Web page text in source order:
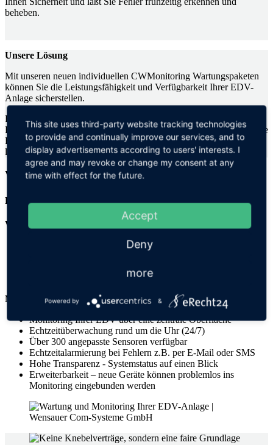
beheben.
Unsere Lösung
Mit unseren neuen individuellen CWMonitoring Wartungspaketen
können Sie die Leistungsfähigkeit und Verfügbarkeit Ihrer EDV-
Anlage sicherstellen.
Ein Systemspezialist wird Ihnen als zentrale Anlaufstelle für alle
Fragen rund um Ihr Systemumfeld zugeordnet. Dieser verbindet Ihre
EDV mit einer intelligenten Monitoring-Software welche eine
lückenlose Überwachung gewährleistet.
Wartung und Monitoring Ihrer EDV-Anlage
Leistungen im Überblick
Wartung
Instandhaltung Ihrer EDV-Anlage
Störung (innerhalb der vereinbarten Reaktionszeit)
Monitoring
Monitoring Ihrer EDV über eine zentrale Oberfläche
Echtzeitüberwachung rund um die Uhr (24/7)
Über 300 angepasste Sensoren verfügbar
Echtzeitalarmierung bei Fehlern z.B. per E-Mail oder SMS
Hohe Transparenz - Systemstatus auf einen Blick
Erweiterbarkeit – neue Geräte können problemlos ins
Monitoring eingebunden werden
This site uses third-party website tracking technologies
to provide and continually improve our services, and to
display advertisements according to users' interests. I
agree and may revoke or change my consent at any
time with effect for the future.
Accept
Deny
more
Powered by &